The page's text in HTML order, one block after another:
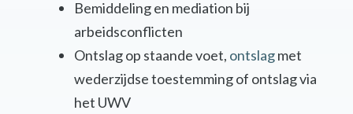
Bemiddeling en mediation bij
arbeidsconflicten
Ontslag op staande voet, ontslagmet
wederzijdse toestemming of ontslag via
het UWV